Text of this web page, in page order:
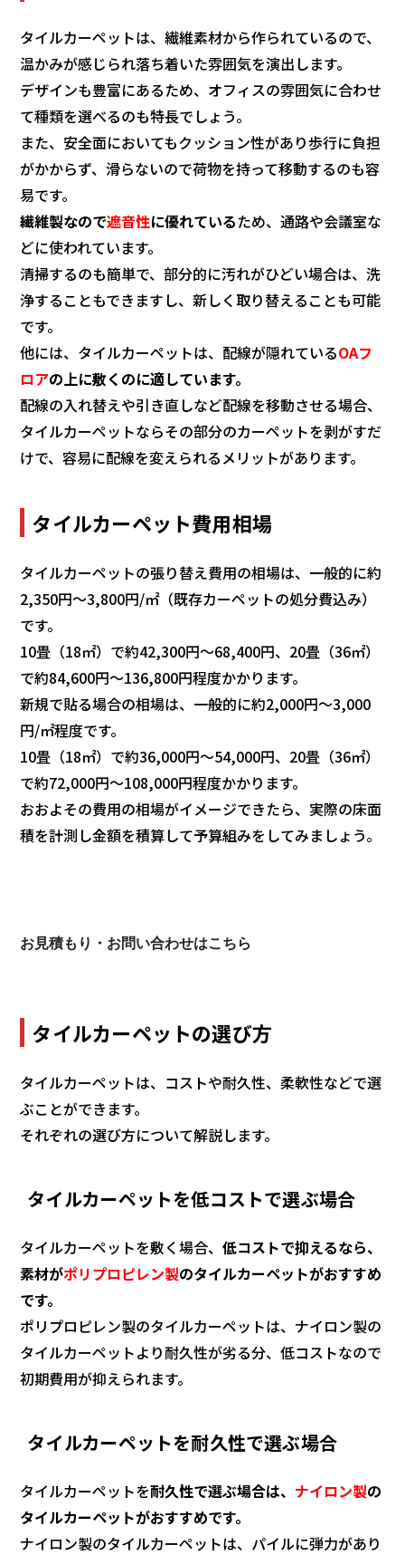
タイルカーペットは、繊維素材から作られているので、
温かみが感じられ落ち着いた雰囲気を演出します。
デザインも豊富にあるため、オフィスの雰囲気に合わせ
て種類を選べるのも特長でしょう。
また、安全面においてもクッション性があり歩行に負担
がかからず、滑らないので荷物を持って移動するのも容
易です。
繊維製なので遮音性に優れているため、通路や会議室な
どに使われています。
清掃するのも簡単で、部分的に汚れがひどい場合は、洗
浄することもできますし、新しく取り替えることも可能
です。
他には、タイルカーペットは、配線が隠れているOAフ
ロアの上に敷くのに適しています。
配線の入れ替えや引き直しなど配線を移動させる場合、
タイルカーペットならその部分のカーペットを剥がすだ
けで、容易に配線を変えられるメリットがあります。
タイルカーペット費用相場
タイルカーペットの張り替え費用の相場は、一般的に約
2,350円〜3,800円/㎡（既存カーペットの処分費込み）
です。
10畳（18㎡）で約42,300円〜68,400円、20畳（36㎡）
で約84,600円〜136,800円程度かかります。
新規で貼る場合の相場は、一般的に約2,000円〜3,000
円/㎡程度です。
10畳（18㎡）で約36,000円〜54,000円、20畳（36㎡）
で約72,000円〜108,000円程度かかります。
おおよその費用の相場がイメージできたら、実際の床面
積を計測し金額を積算して予算組みをしてみましょう。
お見積もり・お問い合わせはこちら
タイルカーペットの選び方
タイルカーペットは、コストや耐久性、柔軟性などで選
ぶことができます。
それぞれの選び方について解説します。
タイルカーペットを低コストで選ぶ場合
タイルカーペットを敷く場合、低コストで抑えるなら、
素材がポリプロピレン製のタイルカーペットがおすすめ
です。
ポリプロピレン製のタイルカーペットは、ナイロン製の
タイルカーペットより耐久性が劣る分、低コストなので
初期費用が抑えられます。
タイルカーペットを耐久性で選ぶ場合
タイルカーペットを耐久性で選ぶ場合は、 ナイロン製の
タイルカーペットがおすすめです。
ナイロン製のタイルカーペットは、パイルに弾力があり